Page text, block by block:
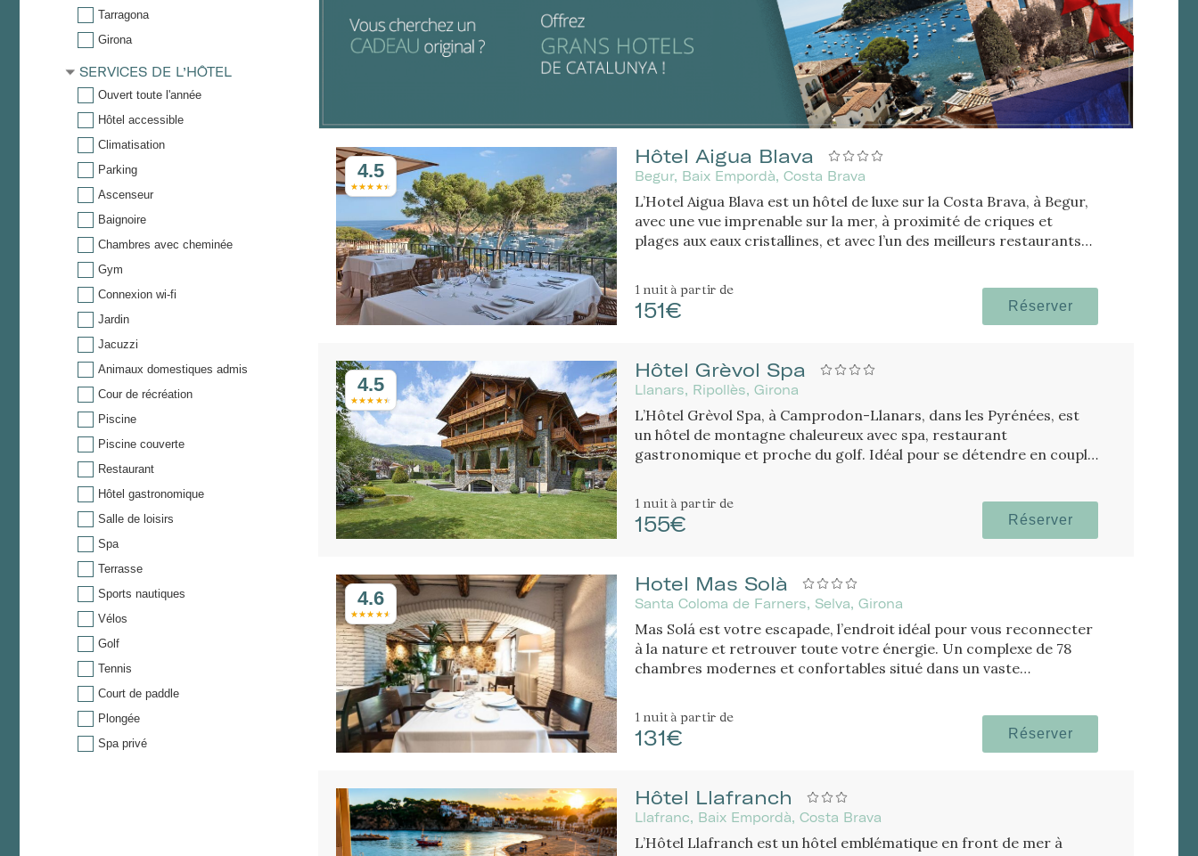
Tarragona
Girona
SERVICES DE L’HÔTEL
Ouvert toute l'année
Hôtel accessible
Climatisation
Parking
Ascenseur
Baignoire
Chambres avec cheminée
Gym
Connexion wi-fi
Jardin
Jacuzzi
Animaux domestiques admis
Cour de récréation
Piscine
Piscine couverte
Restaurant
Hôtel gastronomique
Salle de loisirs
Spa
Terrasse
Sports nautiques
Vélos
Golf
Tennis
Court de paddle
Plongée
Spa privé
4.5
Hôtel Aigua Blava
Begur, Baix Empordà, Costa Brava
L’Hotel Aigua Blava est un hôtel de luxe sur la Costa Brava, à Begur,
avec une vue imprenable sur la mer, à proximité de criques et
plages aux eaux cristallines, et avec l’un des meilleurs restaurants
1 nuit à partir de
151€ Réserver
4.5
Hôtel Grèvol Spa
Llanars, Ripollès, Girona
L’Hôtel Grèvol Spa, à Camprodon-Llanars, dans les Pyrénées, est
un hôtel de montagne chaleureux avec spa, restaurant
gastronomique et proche du golf. Idéal pour se détendre en couple
1 nuit à partir de
155€ Réserver
4.6
Hotel Mas Solà
Santa Coloma de Farners, Selva, Girona
Mas Solá est votre escapade, l’endroit idéal pour vous reconnecter
à la nature et retrouver toute votre énergie. Un complexe de 78
chambres modernes et confortables situé dans un vaste
1 nuit à partir de
131€ Réserver
Hôtel Llafranch
Llafranc, Baix Empordà, Costa Brava
L’Hôtel Llafranch est un hôtel emblématique en front de mer à